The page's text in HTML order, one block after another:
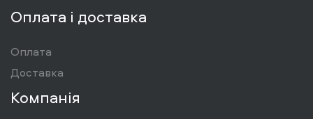
Оплата і доставка
Оплата
Доставка
Компанія